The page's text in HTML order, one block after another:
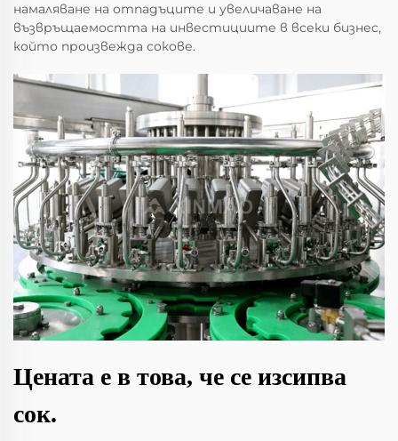
намаляване на отпадъците и увеличаване на
възвръщаемостта на инвестициите в всеки бизнес,
който произвежда сокове.
Цената е в това, че се изсипва
сок.